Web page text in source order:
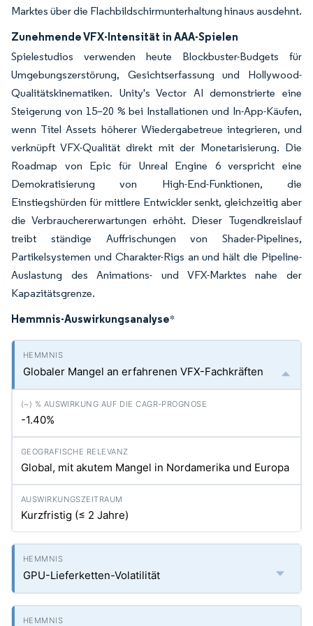
Marktes über die Flachbildschirmunterhaltung hinaus ausdehnt.
Zunehmende VFX-Intensität in AAA-Spielen
Spielestudios verwenden heute Blockbuster-Budgets für
Umgebungszerstörung, Gesichtserfassung und Hollywood-
Qualitätskinematiken. Unity's Vector AI demonstrierte eine
Steigerung von 15–20 % bei Installationen und In-App-Käufen,
wenn Titel Assets höherer Wiedergabetreue integrieren, und
verknüpft VFX-Qualität direkt mit der Monetarisierung. Die
Roadmap von Epic für Unreal Engine 6 verspricht eine
Demokratisierung von High-End-Funktionen, die
Einstiegshürden für mittlere Entwickler senkt, gleichzeitig aber
die Verbrauchererwartungen erhöht. Dieser Tugendkreislauf
treibt ständige Auffrischungen von Shader-Pipelines,
Partikelsystemen und Charakter-Rigs an und hält die Pipeline-
Auslastung des Animations- und VFX-Marktes nahe der
Kapazitätsgrenze.
Hemmnis-Auswirkungsanalyse*
Globaler Mangel an erfahrenen VFX-Fachkräften
-1.40%
Global, mit akutem Mangel in Nordamerika und Europa
Kurzfristig (≤ 2 Jahre)
GPU-Lieferketten-Volatilität